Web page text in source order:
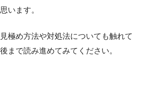
います。
極め方法や対処法についても触れて
まで読み進めてみてください。